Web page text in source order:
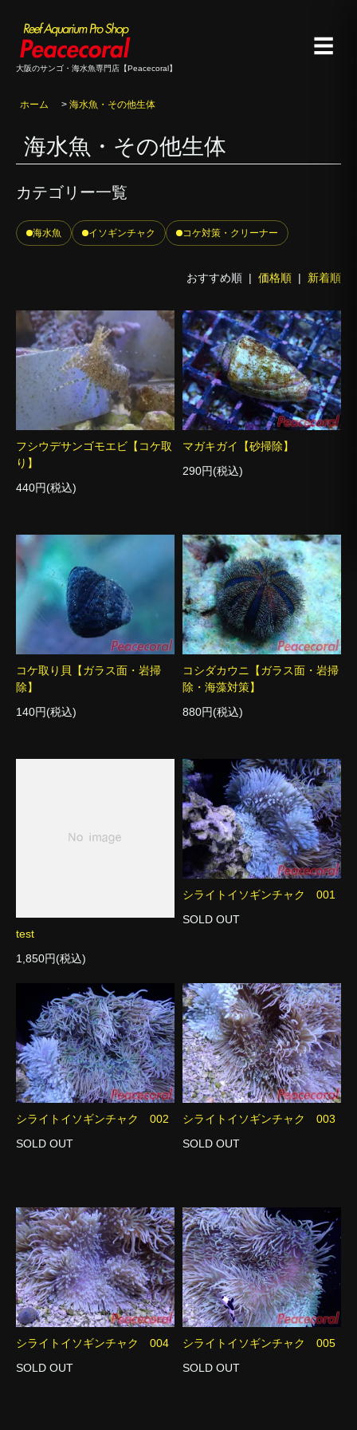
大阪のサンゴ・海水魚専門店【Peacecoral】
☰
ホーム > 海水魚・その他生体
海水魚・その他生体
カテゴリー一覧
海水魚 イソギンチャク コケ対策・クリーナー
おすすめ順 | 価格順 | 新着順
フシウデサンゴモエビ【コケ取
り】
440円(税込)
マガキガイ【砂掃除】
290円(税込)
コケ取り貝【ガラス面・岩掃
除】
140円(税込)
コシダカウニ【ガラス面・岩掃
除・海藻対策】
880円(税込)
test
1,850円(税込)
シライトイソギンチャク 001
SOLD OUT
シライトイソギンチャク 002
SOLD OUT
シライトイソギンチャク 003
SOLD OUT
シライトイソギンチャク 004
SOLD OUT
シライトイソギンチャク 005
SOLD OUT